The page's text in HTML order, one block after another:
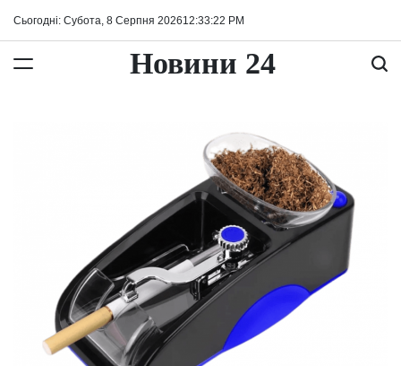
Сьогодні: Субота, 8 Серпня 202612:33:23 PM
Новини 24